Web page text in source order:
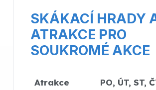
SKÁKACÍ HRADY
ATRAKCE PRO
SOUKROMÉ AKCE
Atrakce PO, ÚT, ST,